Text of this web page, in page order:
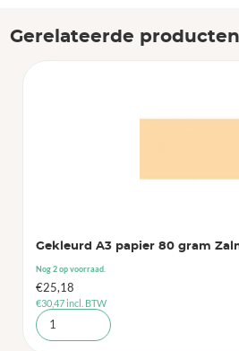
Gerelateerde producten
Gekleurd A3 papier 80 gram
Nog 2 op voorraad.
€25,18
€30,47incl. BTW